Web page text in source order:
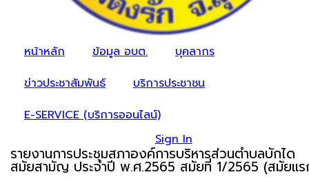
หน้าหลัก ข้อมูล อบต.
บุคลากร
ข่าวประชาสัมพันธ์
บริการประชาชน
E-SERVICE (บริการออนไลน์)
Sign In
รายงานการประชุมสภาองค์การบริหารส่วนตำบลบักได
สมัยสามัญ ประจำปี พ.ศ.2565 สมัยที่ 1/2565 (สมัยแ